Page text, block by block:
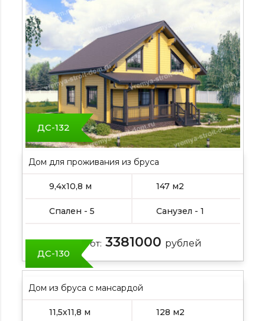
ДС-132
Дом для проживания из бруса
9,4х10,8 м 147 м2
Спален - 5 Санузел - 1
Цена от: 3381000 рублей
ДС-130
Дом из бруса с мансардой
11,5х11,8 м 128 м2